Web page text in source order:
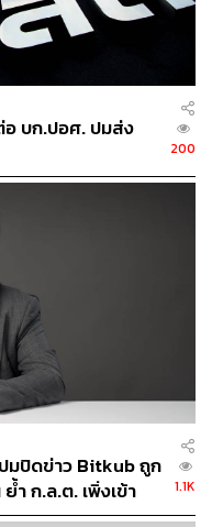
กทรัพย์และ
งอย
WEALTH Feature Editor
อ บก.ปอศ. ปมส่ง
200
มปิดข่าว Bitkub ถูก
ก.ล.ต. เพิ่งเข้า
1.1K